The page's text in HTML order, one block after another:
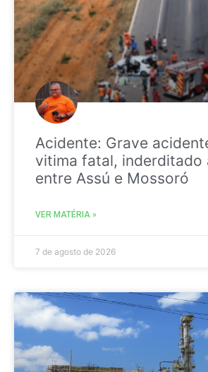
Acidente: Grave
vitima fatal, inderditado
entre Assú e Mossoró
VER MATÉRIA »
7 de agosto de 2026